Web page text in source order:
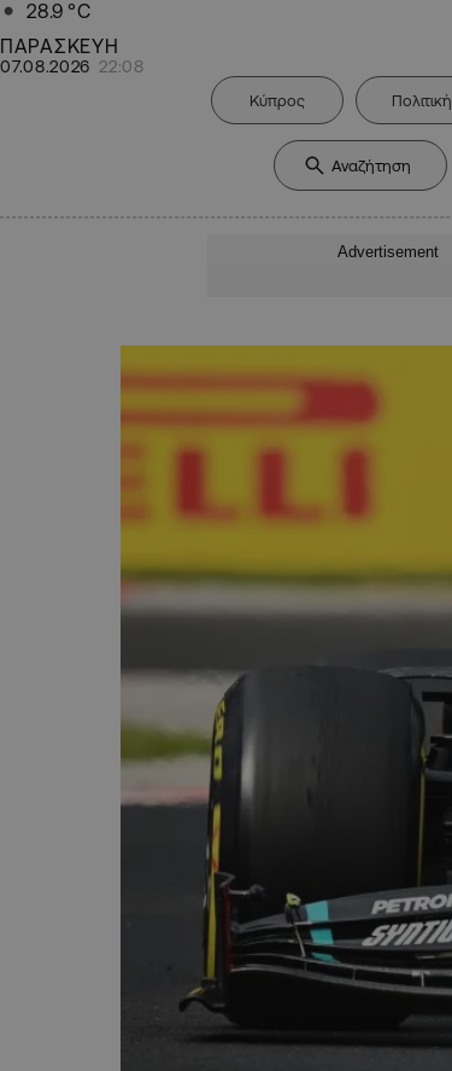
28.9 °C
ΠΑΡΑΣΚΕΥΗ
07.08.2026 22:08
Κύπρος Πολιτική
Advertisement